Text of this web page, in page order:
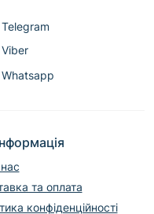
та оплата
конфіденційності
Telegram
Viber
Whatsapp